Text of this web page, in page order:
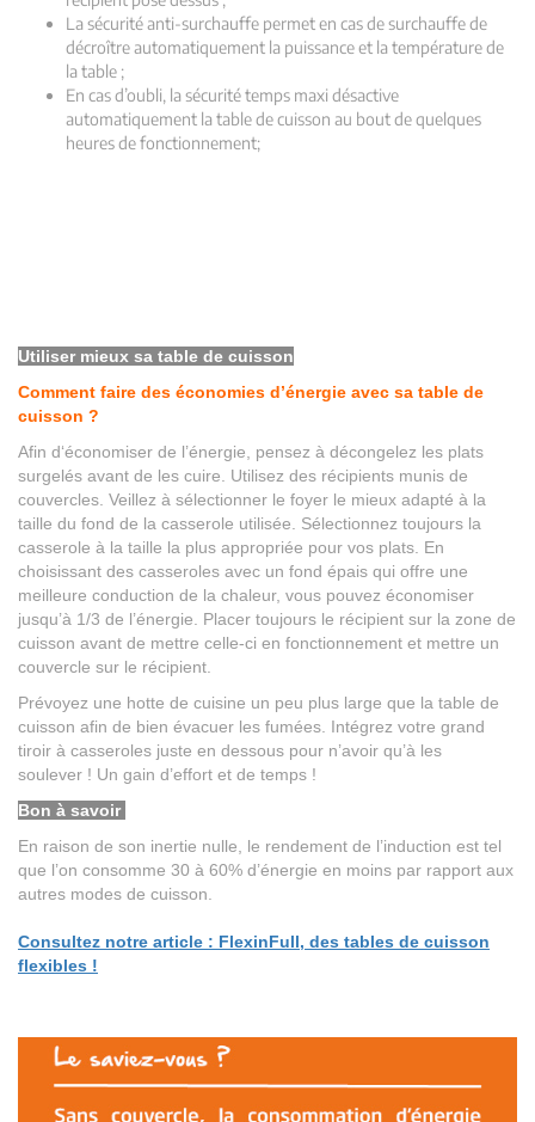
La sécurité anti-surchauffe permet en cas de surchauffe de
décroître automatiquement la puissance et la température de
la table ;
En cas d’oubli, la sécurité temps maxi désactive
automatiquement la table de cuisson au bout de quelques
heures de fonctionnement;
Utiliser mieux sa table de cuisson
Comment faire des économies d’énergie avec sa table de
cuisson ?
Afin d‘économiser de l’énergie, pensez à décongelez les plats
surgelés avant de les cuire. Utilisez des récipients munis de
couvercles. Veillez à sélectionner le foyer le mieux adapté à la
taille du fond de la casserole utilisée. Sélectionnez toujours la
casserole à la taille la plus appropriée pour vos plats. En
choisissant des casseroles avec un fond épais qui offre une
meilleure conduction de la chaleur, vous pouvez économiser
jusqu’à 1/3 de l’énergie. Placer toujours le récipient sur la zone de
cuisson avant de mettre celle-ci en fonctionnement et mettre un
couvercle sur le récipient.
Prévoyez une hotte de cuisine un peu plus large que la table de
cuisson afin de bien évacuer les fumées. Intégrez votre grand
tiroir à casseroles juste en dessous pour n’avoir qu’à les
soulever ! Un gain d’effort et de temps !
Bon à savoir
En raison de son inertie nulle, le rendement de l’induction est tel
que l’on consomme 30 à 60% d’énergie en moins par rapport aux
autres modes de cuisson.
Consultez notre article : FlexinFull, des tables de cuisson
flexibles !